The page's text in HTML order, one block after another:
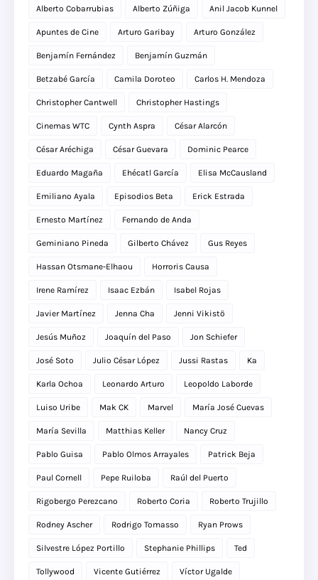
Alberto Cobarrubias Alberto Zúñiga Anil Jacob Kunnel
Apuntes de Cine Arturo Garibay Arturo González
Benjamín Fernández Benjamín Guzmán
Betzabé García Camila Doroteo Carlos H. Mendoza
Christopher Cantwell Christopher Hastings
Cinemas WTC Cynth Aspra César Alarcón
César Aréchiga César Guevara Dominic Pearce
Eduardo Magaña Ehécatl García Elisa McCausland
Emiliano Ayala Episodios Beta Erick Estrada
Ernesto Martínez Fernando de Anda
Geminiano Pineda Gilberto Chávez Gus Reyes
Hassan Otsmane-Elhaou Horroris Causa
Irene Ramírez Isaac Ezbán Isabel Rojas
Javier Martínez Jenna Cha Jenni Vikistö
Jesús Muñoz Joaquín del Paso Jon Schiefer
José Soto Julio César López Jussi Rastas Ka
Karla Ochoa Leonardo Arturo Leopoldo Laborde
Luiso Uribe Mak CK Marvel María José Cuevas
María Sevilla Matthias Keller Nancy Cruz
Pablo Guisa Pablo Olmos Arrayales Patrick Beja
Paul Cornell Pepe Ruiloba Raúl del Puerto
Rigobergo Perezcano Roberto Coria Roberto Trujillo
Rodney Ascher Rodrigo Tomasso Ryan Prows
Silvestre López Portillo Stephanie Phillips Ted
Tollywood Vicente Gutiérrez Víctor Ugalde